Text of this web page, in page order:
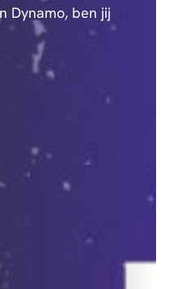
Dynamo, ben jij